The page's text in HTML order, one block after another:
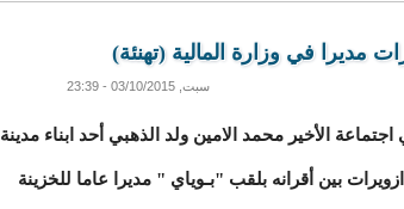
مديرا في وزارة المالية (تهنئة)
سبت, 03/10/2015 - 23:39
الأخير محمد الامين ولد الذهبي أحد ابناء مدينة
بين أقرانه بلقب "بـوياي " مديرا عاما للخزينة